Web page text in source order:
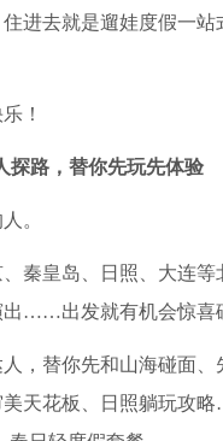
进去就是遛娃度假一
！
探路，替你先玩先体验
。
秦皇岛、日照、大连
……出发就有机会惊喜
，替你先和山海碰面
美天花板、日照躺玩攻